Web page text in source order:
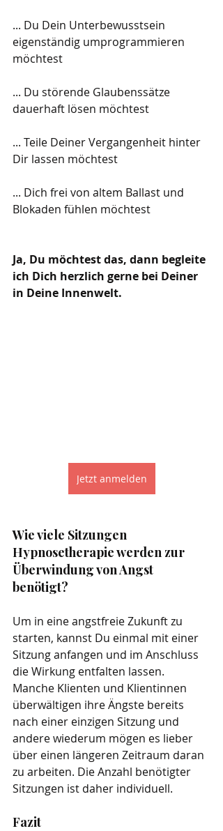
... Du Dein Unterbewusstsein
eigenständig umprogrammieren
möchtest
... Du störende Glaubenssätze
dauerhaft lösen möchtest
... Teile Deiner Vergangenheit hinter
Dir lassen möchtest
... Dich frei von altem Ballast und
Blokaden fühlen möchtest
Ja, Du möchtest das, dann begleite
ich Dich herzlich gerne bei Deiner
in Deine Innenwelt.
Jetzt anmelden
Wie viele Sitzungen
Hypnosetherapie werden zur
Überwindung von Angst
benötigt?
Um in eine angstfreie Zukunft zu
starten, kannst Du einmal mit einer
Sitzung anfangen und im Anschluss
die Wirkung entfalten lassen.
Manche Klienten und Klientinnen
überwältigen ihre Ängste bereits
nach einer einzigen Sitzung und
andere wiederum mögen es lieber
über einen längeren Zeitraum daran
zu arbeiten. Die Anzahl benötigter
Sitzungen ist daher individuell.
Fazit